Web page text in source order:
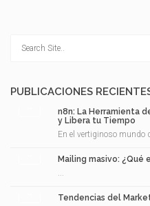
PUBLICACIONES
n8n: La Herramienta
y Libera tu Tiempo
En el vertiginoso mundo
Mailing masivo: ¿Qué
...
Tendencias del